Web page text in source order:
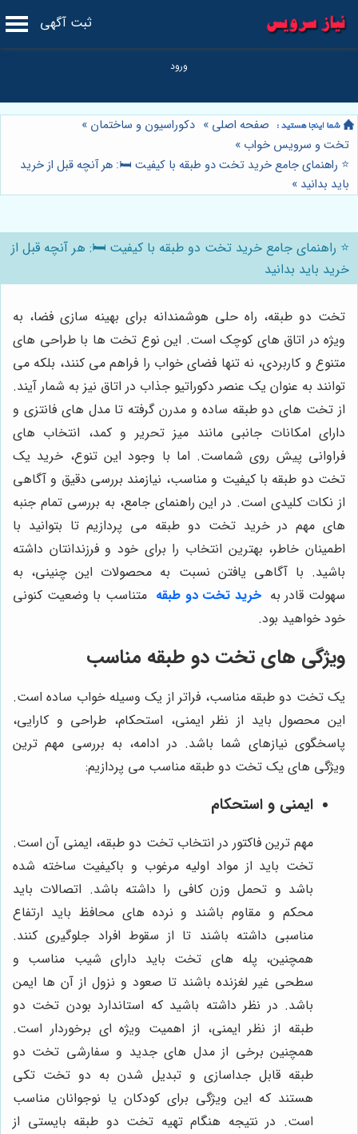
ثبت آگهی
صفحه اصلی » دکوراسیون و ساختمان »
تخت و سرویس خواب »
⭐️ راهنمای جامع خرید تخت دو طبقه با کیفیت 🛏️: هر آنچه قبل از خرید
باید بدانید »
⭐️ راهنمای جامع خرید تخت دو طبقه با کیفیت 🛏️: هر آنچه قبل از
خرید باید بدانید
تخت دو طبقه، راه حلی هوشمندانه برای بهینه سازی فضا، به
ویژه در اتاق های کوچک است. این نوع تخت ها با طراحی های
متنوع و کاربردی، نه تنها فضای خواب را فراهم می کنند، بلکه می
توانند به عنوان یک عنصر دکوراتیو جذاب در اتاق نیز به شمار آیند.
از تخت های دو طبقه ساده و مدرن گرفته تا مدل های فانتزی و
دارای امکانات جانبی مانند میز تحریر و کمد، انتخاب های
فراوانی پیش روی شماست. اما با وجود این تنوع، خرید یک
تخت دو طبقه با کیفیت و مناسب، نیازمند بررسی دقیق و آگاهی
از نکات کلیدی است. در این راهنمای جامع، به بررسی تمام جنبه
های مهم در خرید تخت دو طبقه می پردازیم تا بتوانید با
اطمینان خاطر، بهترین انتخاب را برای خود و فرزندانتان داشته
باشید. با آگاهی یافتن نسبت به محصولات این چنینی، به
سهولت قادر به خرید تخت دو طبقه متناسب با وضعیت کنونی
خود خواهید بود.
ویژگی های تخت دو طبقه مناسب
یک تخت دو طبقه مناسب، فراتر از یک وسیله خواب ساده است.
این محصول باید از نظر ایمنی، استحکام، طراحی و کارایی،
پاسخگوی نیازهای شما باشد. در ادامه، به بررسی مهم ترین
ویژگی های یک تخت دو طبقه مناسب می پردازیم:
ایمنی و استحکام
مهم ترین فاکتور در انتخاب تخت دو طبقه، ایمنی آن است.
تخت باید از مواد اولیه مرغوب و باکیفیت ساخته شده
باشد و تحمل وزن کافی را داشته باشد. اتصالات باید
محکم و مقاوم باشند و نرده های محافظ باید ارتفاع
مناسبی داشته باشند تا از سقوط افراد جلوگیری کنند.
همچنین، پله های تخت باید دارای شیب مناسب و
سطحی غیر لغزنده باشند تا صعود و نزول از آن ها ایمن
باشد. در نظر داشته باشید که استاندارد بودن تخت دو
طبقه از نظر ایمنی، از اهمیت ویژه ای برخوردار است.
همچنین برخی از مدل های جدید و سفارشی تخت‌ دو
طبقه قابل جداسازی و تبدیل شدن به دو تخت تکی
هستند که این ویژگی برای کودکان یا نوجوانان مناسب
است. در نتیجه هنگام تهیه تخت دو طبقه بایستی از